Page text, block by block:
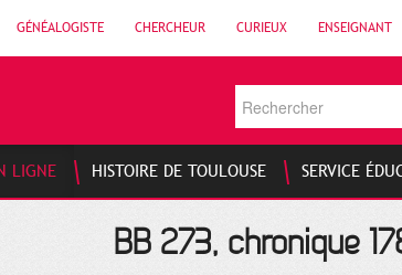
GÉNÉALOGISTE CHERCHEUR CURIEUX ENSEIGNANT
LIGNE HISTOIRE DE TOULOUSE SERVICE
BB 273, chronique